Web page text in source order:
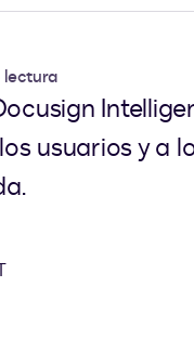
usuarios y a